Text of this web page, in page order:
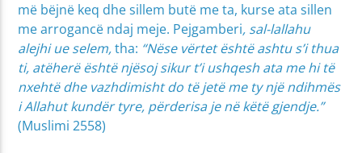
më bëjnë keq dhe sillem butë me ta, kurse ata sillen
me arrogancë ndaj meje. Pejgamberi, sal-lallahu
alejhi ue selem,tha: “Nëse vërtet është ashtu s’i thua
ti, atëherë është njësoj sikur t’i ushqesh ata me hi të
nxehtë dhe vazhdimisht do të jetë me ty një ndihmës
i Allahut kundër tyre, përderisa je në këtë gjendje.”
(Muslimi 2558)